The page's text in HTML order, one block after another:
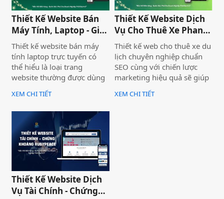
nghiệp.
khách hàng nhanh chóng,
chuyên nghiệp và hiệu quả.
Thiết Kế Website Bán
Máy Tính, Laptop - Gia
Hà Store
Thiết kế website bán máy
tính laptop trực tuyến có
thể hiểu là loại trang
website thường được dùng
để trưng bày và bán các sản
phẩm laptop đa dạng về
sắc. Một trang web bán
laptop trực tuyến có thể
cung cấp hình ảnh của một
thương hiệu hoặc nhiều
thương hiệu và nó giúp cho
khách hàng có cái nhìn chân
thực khách quan hơn, tiếp
cận nhiều thông tin hơn về
XEM CHI TIẾT
Thiết Kế Website Dịch
Vụ Cho Thuê Xe Phan
Thiết
Thiết kế web cho thuê xe du
lịch chuyên nghiệp chuẩn
SEO cùng với chiến lược
marketing hiệu quả sẽ giúp
doanh nghiệp của bạn gia
tăng doanh số bán hàng
XEM CHI TIẾT
Thiết Kế Website Dịch
Vụ Tài Chính - Chứng